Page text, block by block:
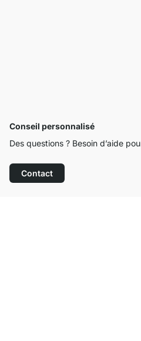
Conseil personnalisé
Des questions ? Besoin d’aide
Contact